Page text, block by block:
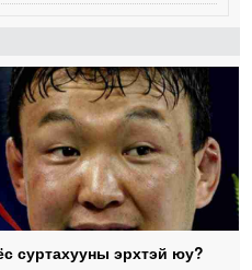
суртахууны эрхтэй юу?